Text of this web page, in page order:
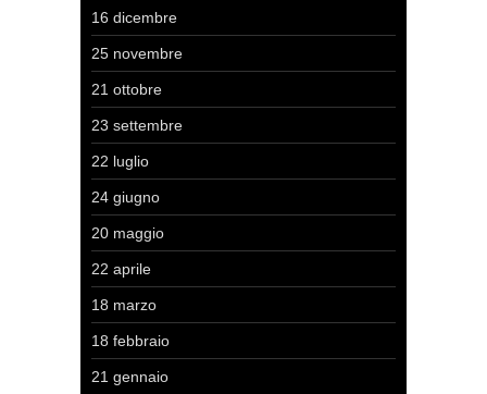
16 dicembre
25 novembre
21 ottobre
23 settembre
22 luglio
24 giugno
20 maggio
22 aprile
18 marzo
18 febbraio
21 gennaio